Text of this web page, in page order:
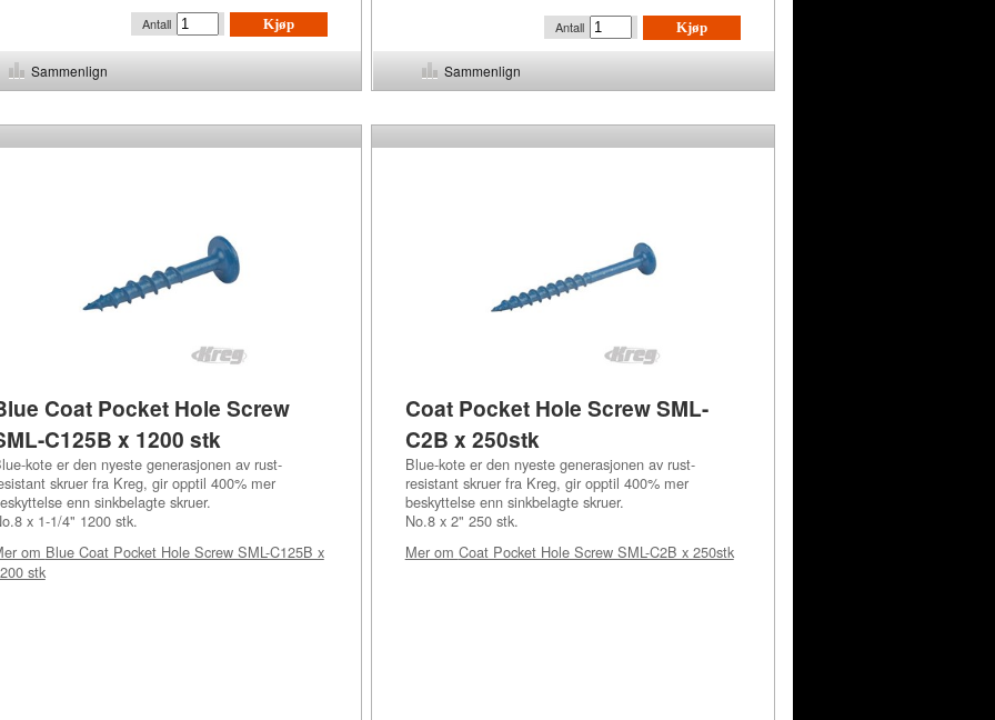
Kjøp
Antall
Sammenlign
Kjøp
Antall
Sammenlign
Coat Pocket Hole Screw
C125B x 1200 stk
kote er den nyeste generasjonen av rust-
skruer fra Kreg, gir opptil 400% mer
enn sinkbelagte skruer.
x 1-1/4" 1200 stk.
om Blue Coat Pocket Hole Screw SML-C125B x
stk
Coat Pocket Hole Screw SML-
C2B x 250stk
Blue-kote er den nyeste generasjonen av rust-
resistant skruer fra Kreg, gir opptil 400% mer
beskyttelse enn sinkbelagte skruer.
No.8 x 2" 250 stk.
Mer om Coat Pocket Hole Screw SML-C2B x 250stk